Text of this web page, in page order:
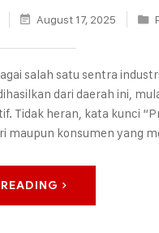
August 17, 2025
salah satu sentra
dari daerah ini,
Tidak heran, kata kunci
maupun konsumen yang